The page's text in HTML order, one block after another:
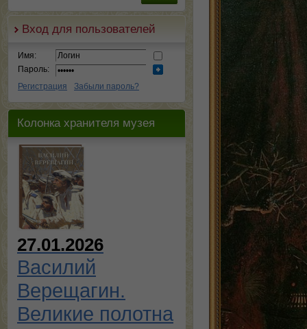
Вход для пользователей
Имя:
Пароль:
Регистрация
Забыли пароль?
Колонка хранителя музея
27.01.2026
Василий
Верещагин.
Великие полотна